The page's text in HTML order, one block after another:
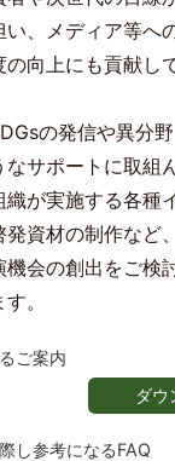
い、メディア等へ
向上にも貢献し
の発信や異分
サポートに取組
が実施する各種
資材の制作など
会の創出をご検
。
ご案内
ダウ
し参考になるFAQ